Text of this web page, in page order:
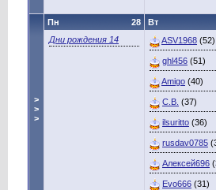
>
>
>
28
Пн
Дни рождения 14
Вт
ASV1968 (52)
ghl456 (51)
Amigo (40)
C.B. (37)
ilsuritto (36)
rusdav0785
Алексей696
Evo666 (31)